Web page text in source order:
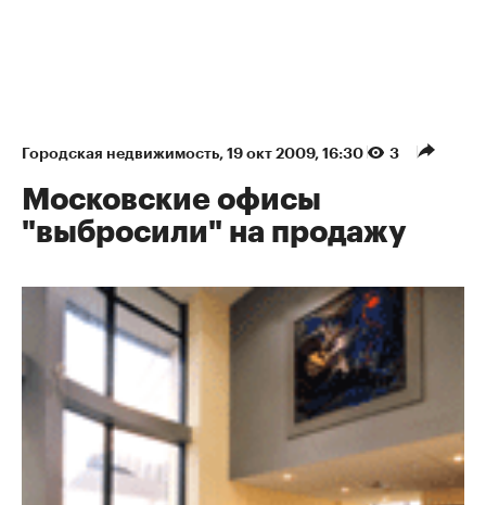
Городская недвижимость⁠, 19 окт 2009, 16:30 3
Московские офисы
"выбросили" на продажу